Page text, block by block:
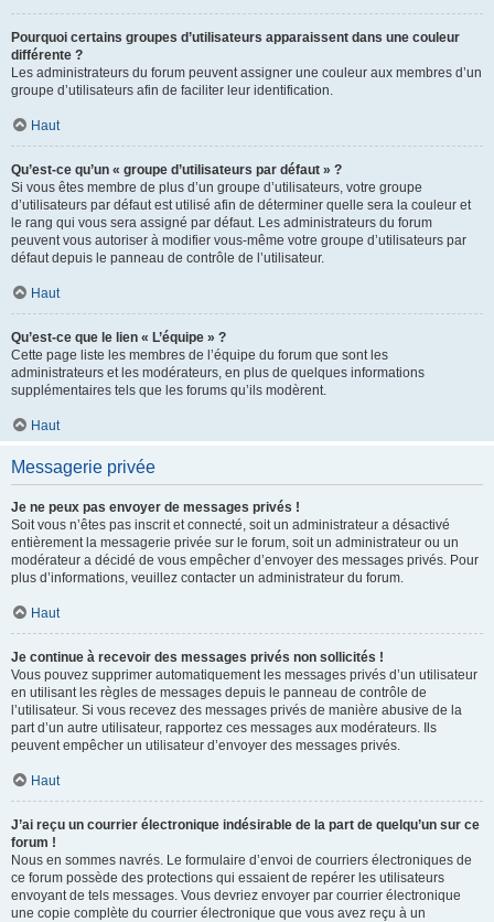
Pourquoi certains groupes d’utilisateurs apparaissent dans une couleur
différente ?
Les administrateurs du forum peuvent assigner une couleur aux membres d’un
groupe d’utilisateurs afin de faciliter leur identification.
Haut
Qu’est-ce qu’un « groupe d’utilisateurs par défaut » ?
Si vous êtes membre de plus d’un groupe d’utilisateurs, votre groupe
d’utilisateurs par défaut est utilisé afin de déterminer quelle sera la couleur et
le rang qui vous sera assigné par défaut. Les administrateurs du forum
peuvent vous autoriser à modifier vous-même votre groupe d’utilisateurs par
défaut depuis le panneau de contrôle de l’utilisateur.
Haut
Qu’est-ce que le lien « L’équipe » ?
Cette page liste les membres de l’équipe du forum que sont les
administrateurs et les modérateurs, en plus de quelques informations
supplémentaires tels que les forums qu’ils modèrent.
Haut
Messagerie privée
Je ne peux pas envoyer de messages privés !
Soit vous n’êtes pas inscrit et connecté, soit un administrateur a désactivé
entièrement la messagerie privée sur le forum, soit un administrateur ou un
modérateur a décidé de vous empêcher d’envoyer des messages privés. Pour
plus d’informations, veuillez contacter un administrateur du forum.
Haut
Je continue à recevoir des messages privés non sollicités !
Vous pouvez supprimer automatiquement les messages privés d’un utilisateur
en utilisant les règles de messages depuis le panneau de contrôle de
l’utilisateur. Si vous recevez des messages privés de manière abusive de la
part d’un autre utilisateur, rapportez ces messages aux modérateurs. Ils
peuvent empêcher un utilisateur d’envoyer des messages privés.
Haut
J’ai reçu un courrier électronique indésirable de la part de quelqu’un sur ce
forum !
Nous en sommes navrés. Le formulaire d’envoi de courriers électroniques de
ce forum possède des protections qui essaient de repérer les utilisateurs
envoyant de tels messages. Vous devriez envoyer par courrier électronique
une copie complète du courrier électronique que vous avez reçu à un